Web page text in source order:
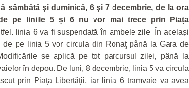
sâmbătă şi duminică, 6 şi 7 decembrie, de la ora
pe liniile 5 și 6 nu vor mai trece prin Piața
linia 6 va fi suspendată în ambele zile. În același
de pe linia 5 vor circula din Ronaţ până la Gara de
se aplică pe tot parcursul zilei, până la
în depou. De luni, 8 decembrie, linia 5 va circula
prin Piaţa Libertăţii, iar linia 6 tramvaie va avea